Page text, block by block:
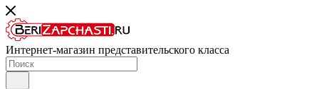
Интернет-магазин представительского класса